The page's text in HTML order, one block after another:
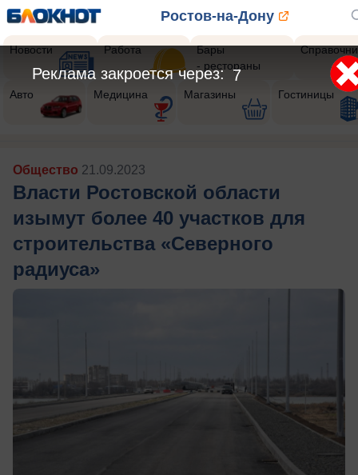
Ростов-на-Дону
Новости Работа
Бары
- рестораны
Авто Медицина Магазины Гостиницы
Общество 21.09.2023
Власти Ростовской области
изымут более 40 участков для
строительства «Северного
радиуса»
5
Реклама закроется через: